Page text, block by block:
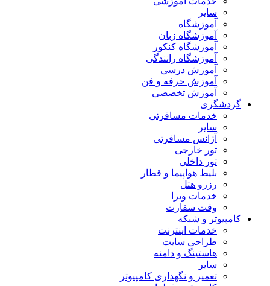
سایر
آموزشگاه
آموزشگاه زبان
آموزشگاه کنکور
آموزشگاه رانندگی
آموزش درسی
آموزش حرفه و فن
آموزش تخصصی
گردشگری
خدمات مسافرتی
سایر
آژانس مسافرتی
تور خارجی
تور داخلی
بلیط هواپیما و قطار
رزرو هتل
خدمات ویزا
وقت سفارت
کامپیوتر و شبکه
خدمات اینترنت
طراحی سایت
هاستینگ و دامنه
سایر
تعمیر و نگهداری کامپیوتر